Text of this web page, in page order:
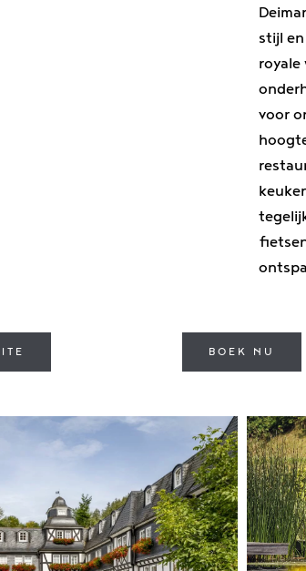
stijl
royale
voor
BOEK NU